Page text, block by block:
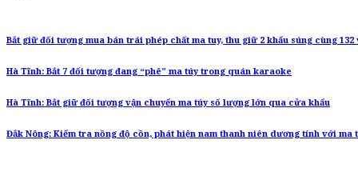
Bắt giữ đối tượng mua bán trái phép chất ma tuy, thu giữ 2 khẩu súng cùng 132
Hà Tĩnh: Bắt 7 đối tượng đang “phê” ma túy trong quán karaoke
Hà Tĩnh: Bắt giữ đối tượng vận chuyển ma túy số lượng lớn qua cửa khẩu
Đắk Nông: Kiểm tra nồng độ cồn, phát hiện nam thanh niên dương tính với ma